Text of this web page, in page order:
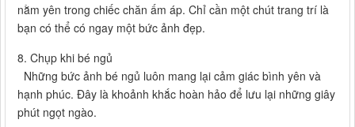
nằm yên trong chiếc chăn ấm áp. Chỉ cần một chút trang trí là
bạn có thể có ngay một bức ảnh đẹp.
8. Chụp khi bé ngủ
Những bức ảnh bé ngủ luôn mang lại cảm giác bình yên và
hạnh phúc. Đây là khoảnh khắc hoàn hảo để lưu lại những giây
phút ngọt ngào.